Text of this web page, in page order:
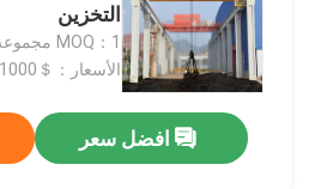
التخزين
MOQ：1 مجموعة
الأسعار：＄1000-100000
افضل سعر